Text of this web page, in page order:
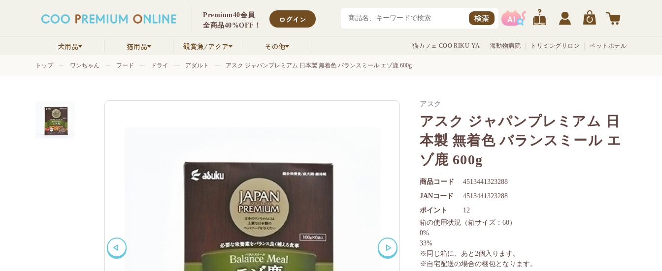
Premium40会員
全商品40%OFF！
ログイン 検索
犬用品 猫用品 観賞魚/アクア その他 猫カフェ COO RIKU YA 海動物病院 トリミングサロン ペットホテル
トップ ワンちゃん フード ドライ アダルト アスク ジャパンプレミアム 日本製 無着色 バランスミール エゾ鹿 600g
アスク ジャパンプレミアム 日
本製 無着色 バランスミール エ
ゾ鹿 600g
商品コード 4513441323288
ポイント 12
JANコード 4513441323288
箱の使用状況 （箱サイズ：60）
0%
33%
※同じ箱に、あと 2個入ります。
※自宅配送の場合の梱包となります。
アスク